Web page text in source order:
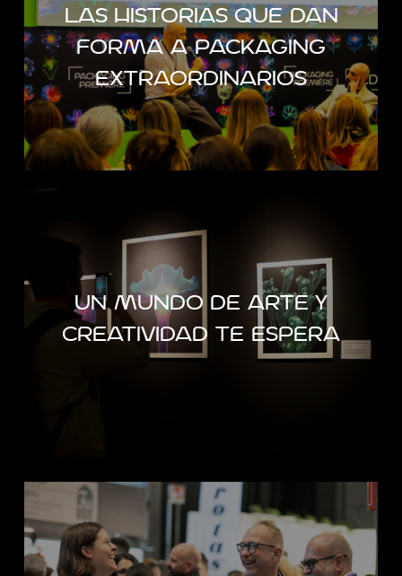
LAS HISTORIAS QUE DAN
FORMA A PACKAGING
EXTRAORDINARIOS
Dos salas de conferencias para
descubrir el futuro del diseño, la
sostenibilidad, el lujo y la belleza junto
a las principales marcas y expertos del
sector.
DESCUBRE MÁS
un mundo de arte y
creatividad te espera
Art Gallery
Cada año, un nuevo proyecto artístico
para celebrar el vínculo entre arte,
diseño y packaging
ÚNETE A LA